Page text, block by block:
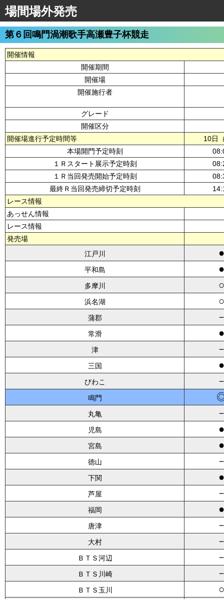
場間場外発売
第６回鳴門渦潮歌手高瀬豊子杯競走
開催情報
開催期間
開催場
開催施行者
グレード
開催区分
開催場進行予定時間等
10日
本場開門予定時刻
１Ｒスタート展示予定時刻
１Ｒ当回発売開始予定時刻
最終Ｒ当回発売締切予定時刻
レース情報
あっせん情報
レース情報
発売場
江戸川
●
平和島 ●
多摩川 ○
浜名湖 ○
蒲郡
常滑 ●
津
三国 ●
びわこ
鳴門
丸亀
児島 ●
宮島 ●
徳山
下関 ●
芦屋
福岡 ●
唐津
大村
ＢＴＳ河辺
ＢＴＳ川崎
ＢＴＳ玉川 ○